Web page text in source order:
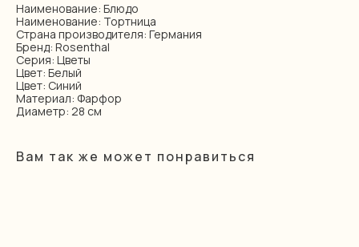
Наименование: Блюдо
Наименование: Тортница
Страна производителя: Германия
Бренд: Rosenthal
Серия: Цветы
Цвет: Белый
Цвет: Синий
Материал: Фарфор
Диаметр: 28 см
Вам так же может понравиться